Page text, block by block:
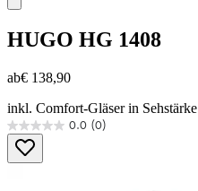
HUGO HG 1408
ab€ 138,90
inkl. Comfort-Gläser in Sehstärke
0.0 (0)
0.0
von
5